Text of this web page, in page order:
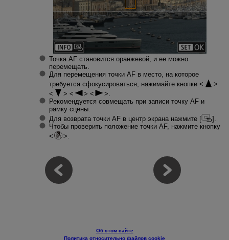
Точка AF становится оранжевой, и ее можно
перемещать.
Для перемещения точки AF в место, на которое
требуется сфокусироваться, нажимайте кнопки
.
Рекомендуется совмещать при записи точку AF и
рамку сцены.
Для возврата точки AF в центр экрана нажмите [
].
Чтобы проверить положение точки AF, нажмите кнопку
.
Об этом сайте
Политика относительно файлов cookie